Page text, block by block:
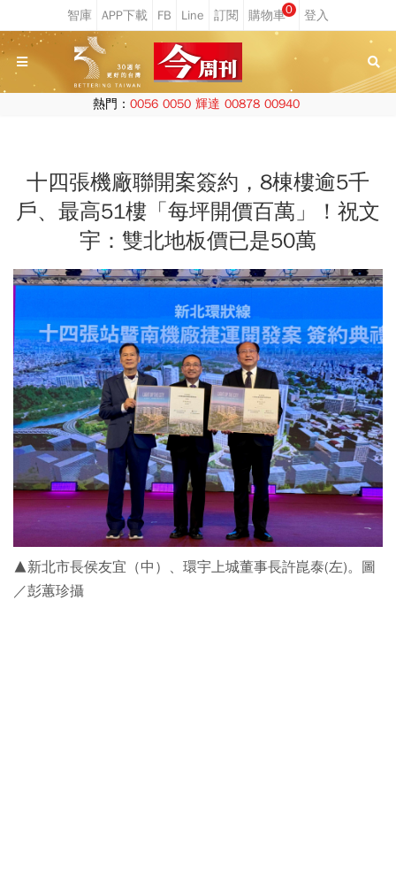
0
熱門： 0056 0050 輝達 00878 00940
十四張機廠聯開案簽約，8棟樓逾5千
戶、最高51樓「每坪開價百萬」！祝文
宇：雙北地板價已是50萬
▲新北市長侯友宜（中）、環宇上城董事長許崑泰(左)。圖
／彭蕙珍攝